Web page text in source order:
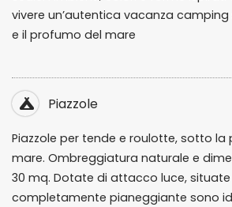
vivere un’autentica vacanza
e il profumo del mare
Piazzole
Piazzole per tende e roulotte, sotto la
mare. Ombreggiatura naturale e
30 mq. Dotate di attacco luce,
completamente pianeggiante sono